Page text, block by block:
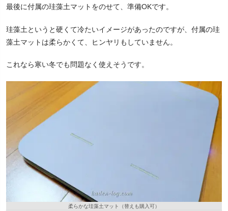
最後に付属の珪藻土マットをのせて、準備OKです。
珪藻土というと硬くて冷たいイメージがあったのですが、付属の珪
藻土マットは柔らかくて、ヒンヤリもしていません。
これなら寒い冬でも問題なく使えそうです。
柔らかな珪藻土マット（替えも購入可）